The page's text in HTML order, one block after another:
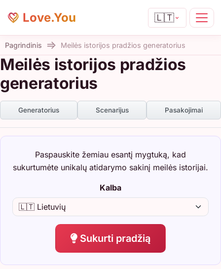
Love.You 🇱🇹
Pagrindinis Meilės istorijos pradžios generatorius
Meilės istorijos pradžios
generatorius
Generatorius Scenarijus Pasakojimai
Paspauskite žemiau esantį mygtuką, kad
sukurtumėte unikalų atidarymo sakinį meilės istorijai.
Kalba
Sukurti pradžią